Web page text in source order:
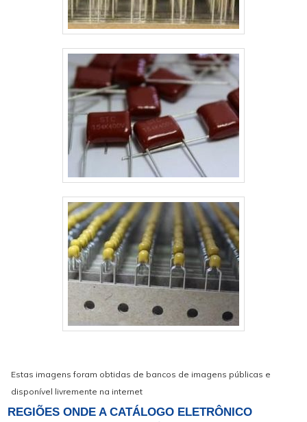
Estas imagens foram obtidas de bancos de imagens públicas e
disponível livremente na internet
REGIÕES ONDE A CATÁLOGO ELETRÔNICO